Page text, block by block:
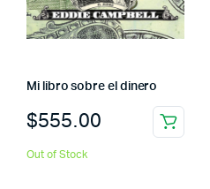
Mi libro sobre el dinero
$555.00
Out of Stock